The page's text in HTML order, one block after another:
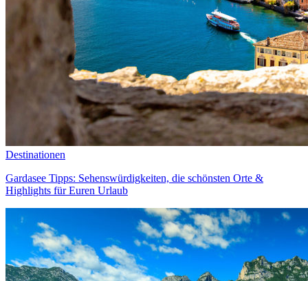
Destinationen
Gardasee Tipps: Sehenswürdigkeiten, die schönsten Orte &
Highlights für Euren Urlaub